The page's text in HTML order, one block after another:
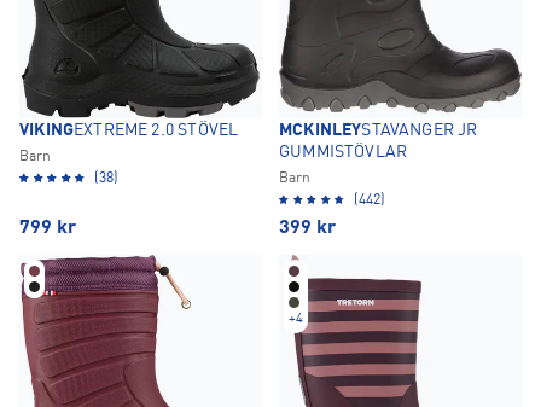
VIKINGEXTREME 2.0 STÖVEL
Barn
(38)
799 kr
MCKINLEYSTAVANGER JR
GUMMISTÖVLAR
Barn
(442)
399 kr
+4